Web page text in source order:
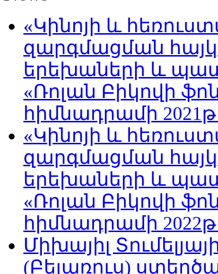
«Կինոյի և
զարգմացման
երեխաների և
«Ռոլան Բիկովի
հիմնադրամի
«Կինոյի և
զարգմացման
երեխաների և
«Ռոլան Բիկովի
հիմնադրամի
Միխայիլ
(Բելառուս)